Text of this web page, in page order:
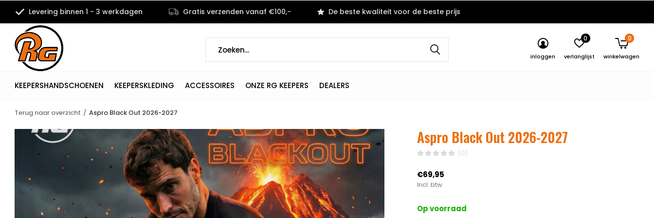
KEEPERSHANDSCHOENEN KEEPERSKLEDING ACCESSOIRES ONZE RG KEEPERS DEALERS
inloggen verlanglijst
0
winkelwagen
0
Levering binnen 1 - 3 werkdagen Gratis verzenden vanaf €100,- De beste kwaliteit voor de beste prijs
Terug naar overzicht Aspro Black Out 2026-2027
Aspro Black Out 2026-2027
(0)
€69,95
Incl. btw
Op voorraad